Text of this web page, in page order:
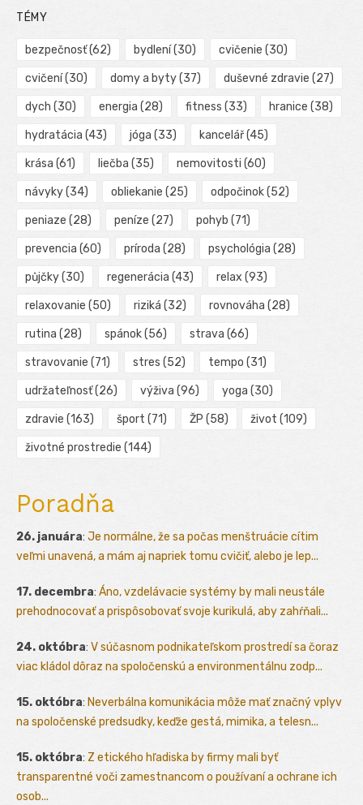
TÉMY
bezpečnosť(62) bydlení(30) cvičenie (30)
cvičení(30) domy a byty(37) duševné zdravie (27)
dych (30) energia (28) fitness (33) hranice (38)
hydratácia (43) jóga (33) kancelář(45)
krása (61) liečba (35) nemovitosti (60)
návyky(34) obliekanie (25) odpočinok(52)
peniaze (28) peníze (27) pohyb (71)
prevencia (60) príroda (28) psychológia (28)
půjčky(30) regenerácia (43) relax (93)
relaxovanie (50) riziká (32) rovnováha (28)
rutina (28) spánok(56) strava (66)
stravovanie (71) stres (52) tempo (31)
udržateľnosť(26) výživa (96) yoga (30)
zdravie (163) šport (71) ŽP (58) život (109)
životné prostredie (144)
Poradňa
26. januára: Je normálne, že sa počas menštruácie cítim
veľmi unavená, a mám aj napriek tomu cvičiť, alebo je lep...
17. decembra: Áno, vzdelávacie systémy by mali neustále
prehodnocovať a prispôsobovať svoje kurikulá, aby zahŕňali...
24. októbra: V súčasnom podnikateľskom prostredí sa čoraz
viac kládol dôraz na spoločenskú a environmentálnu zodp...
15. októbra: Neverbálna komunikácia môže mať značný vplyv
na spoločenské predsudky, keďže gestá, mimika, a telesn...
15. októbra: Z etického hľadiska by firmy mali byť
transparentné voči zamestnancom o používaní a ochrane ich
osob...